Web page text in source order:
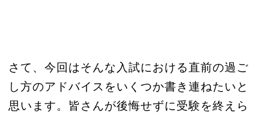
さて、今回はそんな入試における直前の過ご
し方のアドバイスをいくつか書き連ねたいと
思います。皆さんが後悔せずに受験を終えら